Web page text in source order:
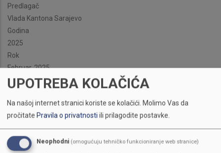
Predlagač
Vlada Kantona Sarajevo
Godina
2025
Rok
Februar, 2025
UPOTREBA KOLAČIĆA
Na našoj internet stranici koriste se kolačići. Molimo Vas da
pročitate Pravila o privatnostiili prilagodite postavke.
Neophodni (omogućuju tehničko funkcioniranje web stranice)